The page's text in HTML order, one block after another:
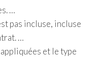
…
pas incluse, incluse
…
et le type